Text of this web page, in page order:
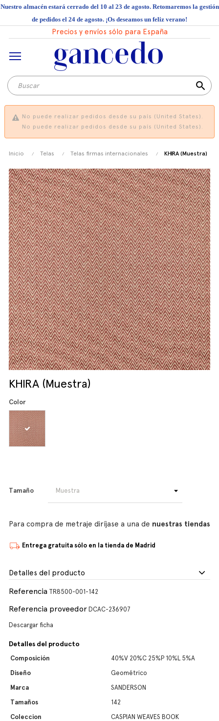
Nuestro almacén estará cerrado del 10 al 23 de agosto. Retomaremos la gestión
de pedidos el 24 de agosto. ¡Os deseamos un feliz verano!
Precios y envíos sólo para España
search
No puede realizar pedidos desde su país (United States).
No puede realizar pedidos desde su país (United States).
Inicio Telas Telas firmas internacionales KHIRA (Muestra)
KHIRA (Muestra)
Color
Tamaño
Para compra de metraje diríjase a una de nuestras tiendas
Entrega gratuita sólo en la tienda de Madrid
Detalles del producto
Referencia TR8500-001-142
Referencia proveedor DCAC-236907
Descargar ficha
Detalles del producto
Composición
40%V 20%C 25%P 10%L 5%A
Diseño
Geométrico
Marca
SANDERSON
Tamaños
142
Coleccion
CASPIAN WEAVES BOOK